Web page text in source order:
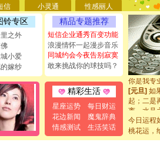
信 小灵通 性感丽人
铃专区
之外
小爱
嫁纱
精品专题推荐
短信企业通秀百变功能
浪漫情怀一起漫步音乐
同城约会今夜告别寂寞
敢来挑战你的球技吗？
精彩生活
星座运势
每日财运
花边新闻
魔鬼辞典
情感测试
生活笑话
[圣诞节]
能正大光
都要快乐
[圣诞节]
如意,快
[元旦]看
断电。爱
你是我专
[元旦]如
起；二是
离。水晶
泣，这
卖了。水
今日运程
桃花运，